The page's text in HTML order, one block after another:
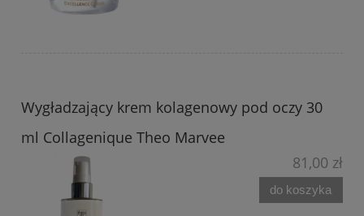
Wygładzający krem kolagenowy pod oczy 30
ml Collagenique Theo Marvee
81,00 zł
do koszyka